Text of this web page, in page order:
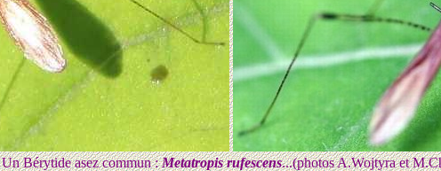
Un Bérytide asez commun :Metatropis rufescens...(photos A.Wojtyra et